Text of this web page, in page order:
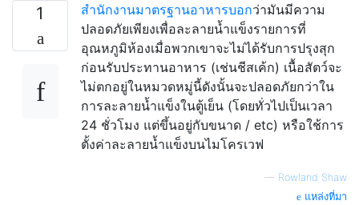
1 สำนักงานมาตรฐานอาหารบอกว่ามันมีความ
ปลอดภัยเพียงเพื่อละลายน้ำแข็งรายการที่
อุณหภูมิห้องเมื่อพวกเขาจะไม่ได้รับการปรุงสุก
ก่อนรับประทานอาหาร (เช่นชีสเค้ก) เนื้อสัตว์จะ
ไม่ตกอยู่ในหมวดหมู่นี้ดังนั้นจะปลอดภัยกว่าใน
การละลายน้ำแข็งในตู้เย็น (โดยทั่วไปเป็นเวลา
24 ชั่วโมง แต่ขึ้นอยู่กับขนาด / etc) หรือใช้การ
ตั้งค่าละลายน้ำแข็งบนไมโครเวฟ
— Rowland Shaw
แหล่งที่มา